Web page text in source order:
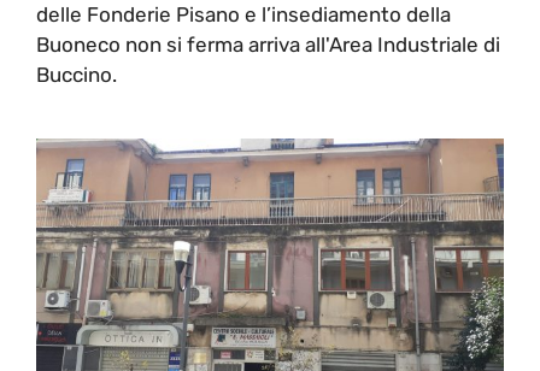
delle Fonderie Pisano e l’insediamento della
Buoneco non si ferma arriva all'Area Industriale di
Buccino.